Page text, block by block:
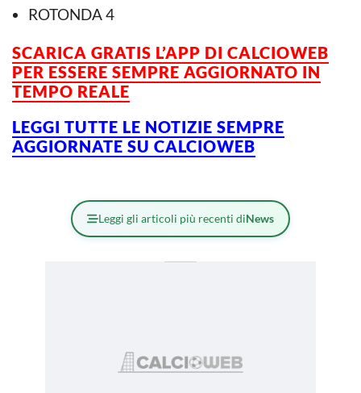
ROTONDA 4
SCARICA GRATIS L’APP DI CALCIOWEB
PER ESSERE SEMPRE AGGIORNATO IN
TEMPO REALE
LEGGI TUTTE LE NOTIZIE SEMPRE
AGGIORNATE SU CALCIOWEB
Leggi gli articoli più recenti diNews